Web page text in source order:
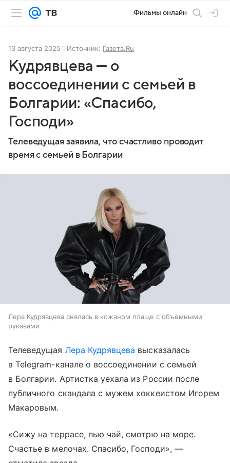
Фильмы онлайн
13 августа 2025 Источник: Газета.Ru
Кудрявцева — о
воссоединении с семьей в
Болгарии: «Спасибо,
Господи»
Телеведущая заявила, что счастливо проводит
время с семьей в Болгарии
Лера Кудрявцева снялась в кожаном плаще с объемными
рукавами
Телеведущая Лера Кудрявцева высказалась
в Telegram-канале о воссоединении с семьей
в Болгарии. Артистка уехала из России после
публичного скандала с мужем хоккеистом Игорем
Макаровым.
«Сижу на террасе, пью чай, смотрю на море.
Счастье в мелочах. Спасибо, Господи», —